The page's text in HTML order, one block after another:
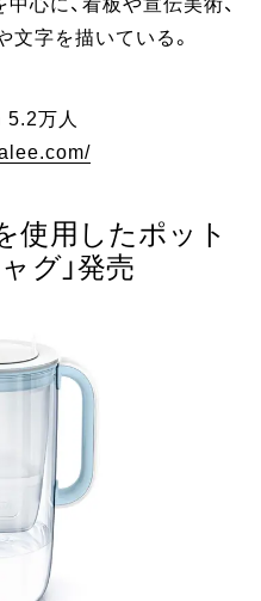
心に、看板や宣伝美術、
文字を描いている。
5.2万人
使用したポット
グ」発売